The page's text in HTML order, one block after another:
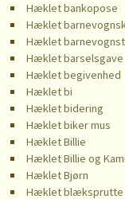
Hæklet bankopose
Hæklet
Hæklet
Hæklet barselsgave
Hæklet begivenhed
Hæklet bi
Hæklet bidering
Hæklet biker mus
Hæklet Billie
Hæklet Billie og
Hæklet Bjørn
Hæklet blæksprutte